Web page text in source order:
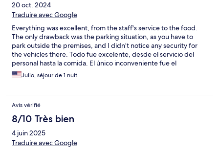
20 oct. 2024
Traduire avec Google
Everything was excellent, from the staff's service to the food.
The only drawback was the parking situation, as you have to
park outside the premises, and I didn’t notice any security for
the vehicles there. Todo fue excelente, desde el servicio del
personal hasta la comida. El único inconveniente fue el
estacionamiento, ya que hay que aparcar fuera del recinto y no
vi seguridad para los vehículos allí.
Julio, séjour de 1 nuit
Avis vérifié
8/10 Très bien
4 juin 2025
Traduire avec Google